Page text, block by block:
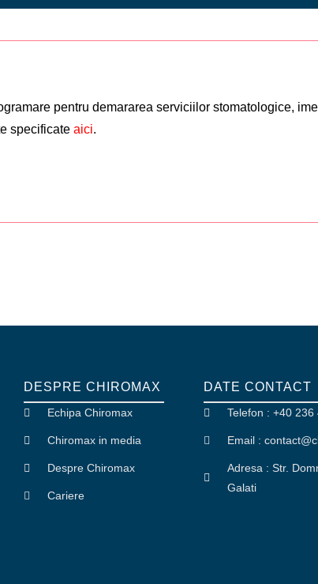
pentru demararea serviciilor stomatologice,
specificate aici.
DESPRE CHIROMAX
Echipa Chiromax
Chiromax in media
Despre Chiromax
Cariere
DATE CONTACT
Telefon : +40 236
Email : contact@
Adresa : Str.
Galati